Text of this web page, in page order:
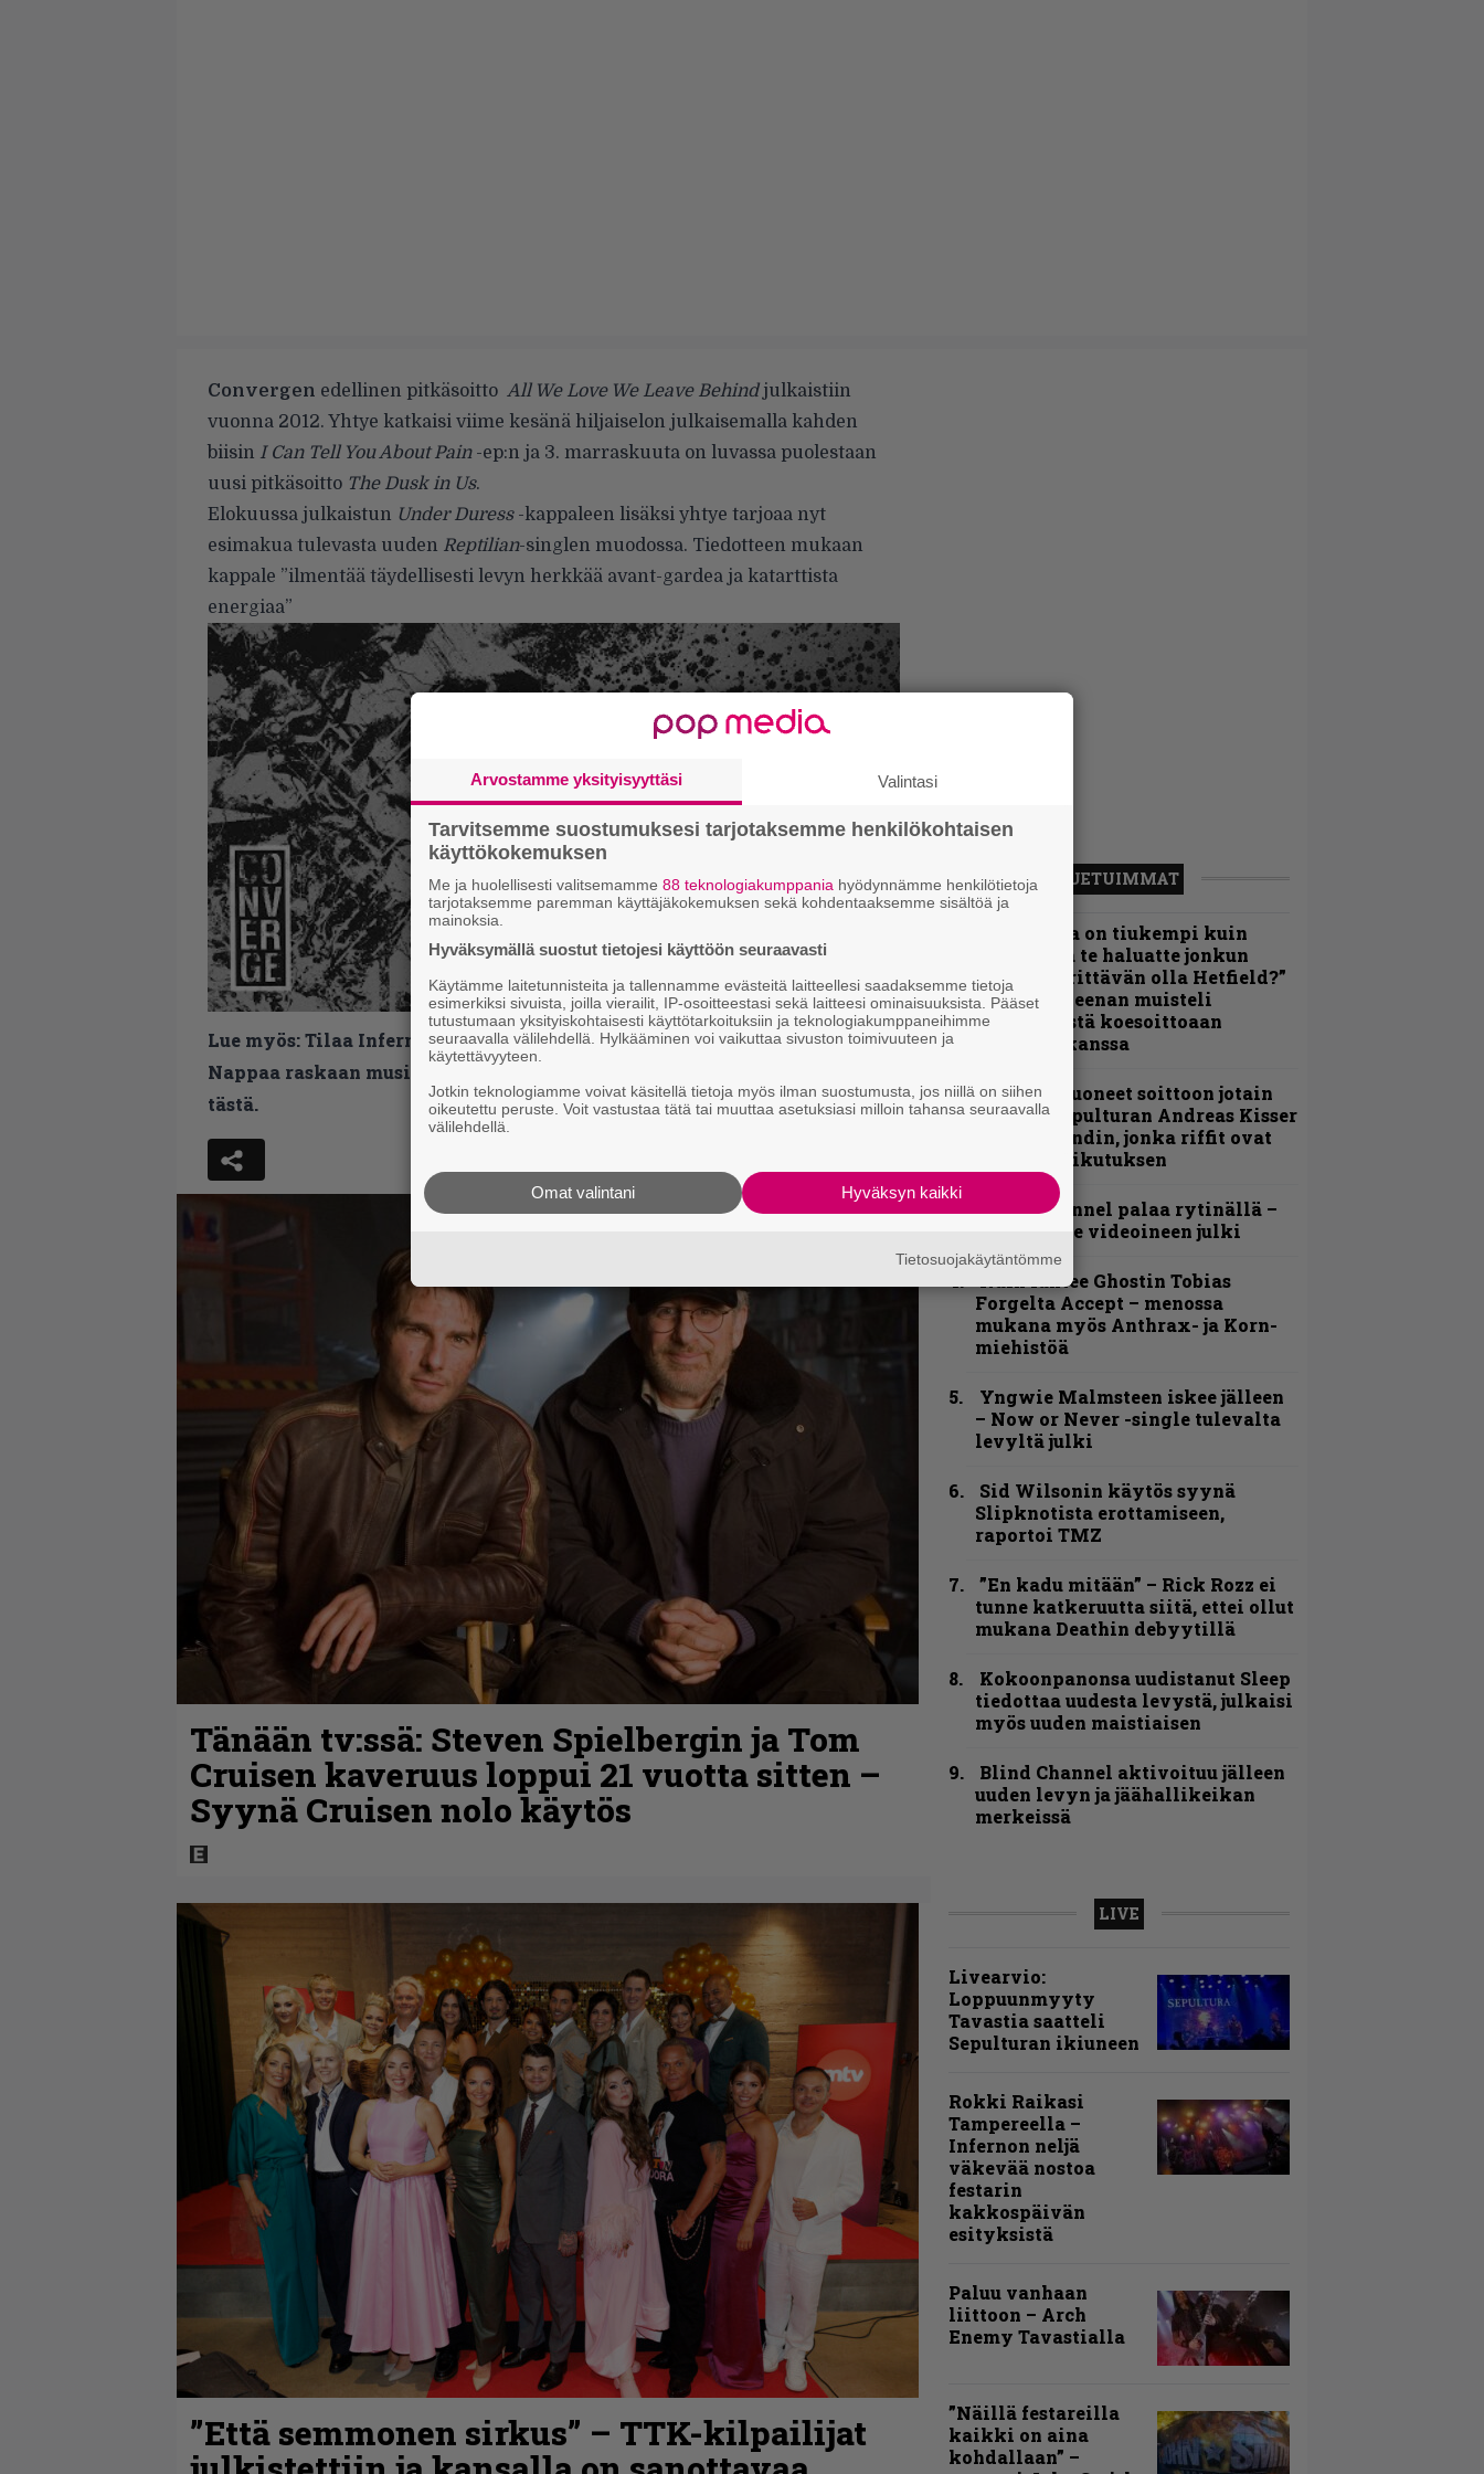
Convergen edellinen pitkäsoitto All We Love We Leave Behind julkaistiin
vuonna 2012. Yhtye katkaisi viime kesänä hiljaiselon julkaisemalla kahden
biisin I Can Tell You About Pain-ep:n ja 3. marraskuuta on luvassa puolestaan
uusi pitkäsoitto The Dusk in Us.
Elokuussa julkaistun Under Duress-kappaleen lisäksi yhtye tarjoaa nyt
esimakua tulevasta uuden Reptilian-singlen muodossa. Tiedotteen mukaan
kappale ”ilmentää täydellisesti levyn herkkää avant-gardea ja katarttista
energiaa”
Lue myös:Tilaa Infernon uutiskirje ja tiedät mistä kahvitauolla puhutaan!
Nappaa raskaan musiikin uutiset ja puheenaiheet suoraan sähköpostiin
tästä.
Tänään tv:ssä: Steven Spielbergin ja Tom
Cruisen kaveruus loppui 21 vuotta sitten –
Syynä Cruisen nolo käytös
”Että semmonen sirkus” – TTK-kilpailijat
LUETUIMMAT
”Metallica on tiukempi kuin
koskaan ja te haluatte jonkun
nulikan yrittävän olla Hetfield?”
– Pepper Keenan muisteli
ensimmäistä koesoittoaan
hevijätin kanssa
”He ovat tuoneet soittoon jotain
uutta” – Sepulturan Andreas Kisser
nimeää bändin, jonka riffit ovat
tehneet vaikutuksen
Blind Channel palaa rytinällä –
tuplasingle videoineen julki
Näin lähtee Ghostin Tobias
Forgelta Accept – menossa
mukana myös Anthrax- ja Korn-
miehistöä
Yngwie Malmsteen iskee jälleen
– Now or Never -single tulevalta
levyltä julki
Sid Wilsonin käytös syynä
Slipknotista erottamiseen,
raportoi TMZ
”En kadu mitään” – Rick Rozz ei
tunne katkeruutta siitä, ettei ollut
mukana Deathin debyytillä
Kokoonpanonsa uudistanut Sleep
tiedottaa uudesta levystä, julkaisi
myös uuden maistiaisen
Blind Channel aktivoituu jälleen
uuden levyn ja jäähallikeikan
merkeissä
LIVE
Livearvio:
Loppuunmyyty
Tavastia saatteli
Sepulturan ikiuneen
Rokki Raikasi
Tampereella –
Infernon neljä
väkevää nostoa
festarin
kakkospäivän
esityksistä
Paluu vanhaan
liittoon – Arch
Enemy Tavastialla
”Näillä festareilla
kaikki on aina
kohdallaan” –
Arvostamme yksityisyyttäsi Valintasi
Tarvitsemme suostumuksesi tarjotaksemme henkilökohtaisen
käyttökokemuksen
Me ja huolellisesti valitsemamme 88 teknologiakumppania hyödynnämme henkilötietoja
tarjotaksemme paremman käyttäjäkokemuksen sekä kohdentaaksemme sisältöä ja
mainoksia.
Hyväksymällä suostut tietojesi käyttöön seuraavasti
Käytämme laitetunnisteita ja tallennamme evästeitä laitteellesi saadaksemme tietoja
esimerkiksi sivuista, joilla vierailit, IP-osoitteestasi sekä laitteesi ominaisuuksista. Pääset
tutustumaan yksityiskohtaisesti käyttötarkoituksiin ja teknologiakumppaneihimme
seuraavalla välilehdellä. Hylkääminen voi vaikuttaa sivuston toimivuuteen ja
käytettävyyteen.
Jotkin teknologiamme voivat käsitellä tietoja myös ilman suostumusta, jos niillä on siihen
oikeutettu peruste. Voit vastustaa tätä tai muuttaa asetuksiasi milloin tahansa seuraavalla
välilehdellä.
Hyväksyn kaikki
Omat valintani
Tietosuojakäytäntömme